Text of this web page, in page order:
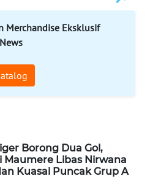
Merchandise Eksklusif
Borong Dua Gol,
Maumere Libas Nirwana
Kuasai Puncak Grup A